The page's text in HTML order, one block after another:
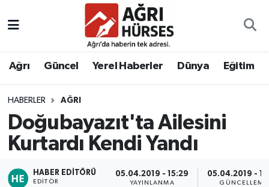
Ağrı Güncel Yerel Haberler Dünya Eğitim
HABERLER AĞRI
Doğubayazıt'ta Ailesini
Kurtardı Kendi Yandı
HABER EDITÖRÜ
EDITÖR
05.04.2019 - 15:29
YAYINLANMA
05.04.2019 -
GÜNCELLEME
Hava Durumu
Tüm Manşetler
Son Dakika Haberleri